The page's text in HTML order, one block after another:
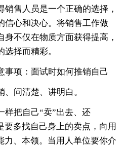
售人员是一个正确的选择，
信心和决心。将销售工作做
不仅在物质方面获得提高，
择而精彩。
事项：面试时如何推销自己
问清楚、讲明白。
样把自己“卖”出去、还
要多找自己身上的卖点，向用
力、本领。当用人单位要你介